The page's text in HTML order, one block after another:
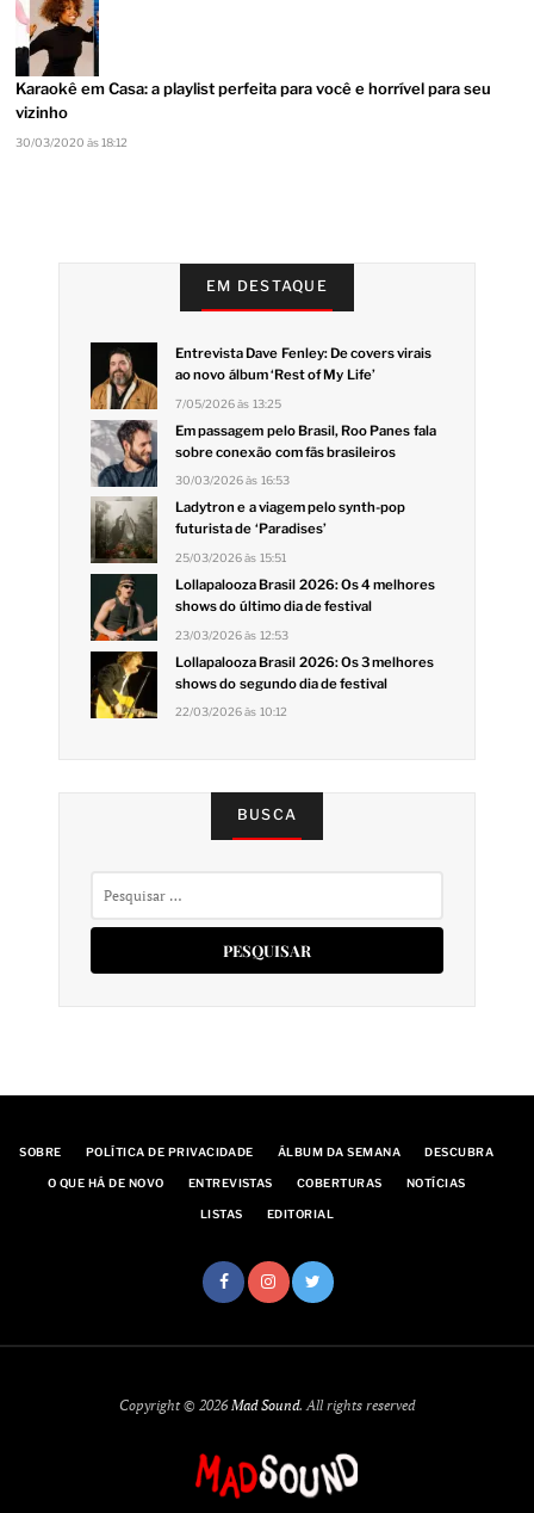
Karaokê em Casa: a playlist perfeita para você e horrível para seu
vizinho
30/03/2020 às 18:12
EM DESTAQUE
Entrevista Dave Fenley: De covers virais
ao novo álbum ‘Rest of My Life’
7/05/2026 às 13:25
Em passagem pelo Brasil, Roo Panes fala
sobre conexão com fãs brasileiros
30/03/2026 às 16:53
Ladytron e a viagem pelo synth-pop
futurista de ‘Paradises’
25/03/2026 às 15:51
Lollapalooza Brasil 2026: Os 4 melhores
shows do último dia de festival
23/03/2026 às 12:53
Lollapalooza Brasil 2026: Os 3 melhores
shows do segundo dia de festival
22/03/2026 às 10:12
BUSCA
SOBRE POLÍTICA DE PRIVACIDADE ÁLBUM DA SEMANA DESCUBRA
O QUE HÁ DE NOVO ENTREVISTAS COBERTURAS NOTÍCIAS
LISTAS EDITORIAL
Copyright © 2026Mad Sound. All rights reserved